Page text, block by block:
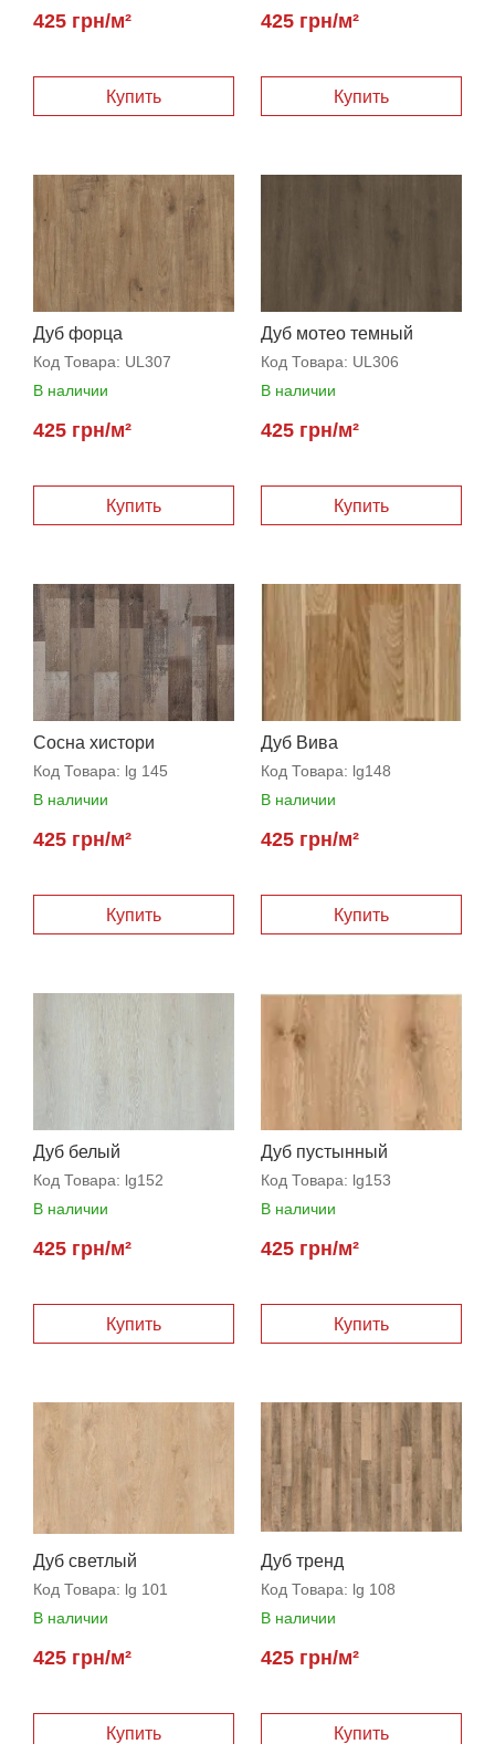
425 грн/м²
Купить
425 грн/м²
Купить
Дуб форца
Код Товара: UL307
В наличии
425 грн/м²
Купить
Дуб мотео темный
Код Товара: UL306
В наличии
425 грн/м²
Купить
Сосна хистори
Код Товара: lg 145
В наличии
425 грн/м²
Купить
Дуб Вива
Код Товара: lg148
В наличии
425 грн/м²
Купить
Дуб белый
Код Товара: lg152
В наличии
425 грн/м²
Купить
Дуб пустынный
Код Товара: lg153
В наличии
425 грн/м²
Купить
Дуб светлый
Код Товара: lg 101
В наличии
425 грн/м²
Купить
Дуб тренд
Код Товара: lg 108
В наличии
425 грн/м²
Купить